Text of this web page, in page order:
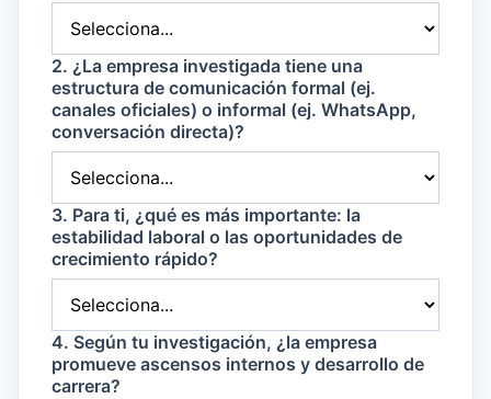
2. ¿La empresa investigada tiene una
estructura de comunicación formal (ej.
canales oficiales) o informal (ej. WhatsApp,
conversación directa)?
3. Para ti, ¿qué es más importante: la
estabilidad laboral o las oportunidades de
crecimiento rápido?
4. Según tu investigación, ¿la empresa
promueve ascensos internos y desarrollo de
carrera?